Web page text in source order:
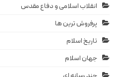
انقلاب اسلامی و دفاع مقدس
پرفروش ترین ها
تاریخ اسلام
جهان اسلام